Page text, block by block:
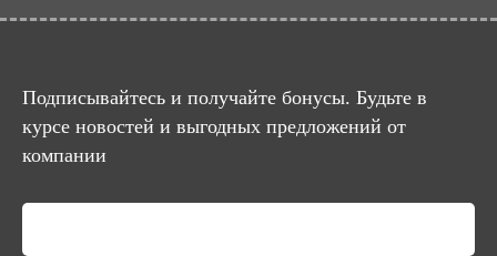
Подписывайтесь и получайте бонусы. Будьте в
курсе новостей и выгодных предложений от
компании